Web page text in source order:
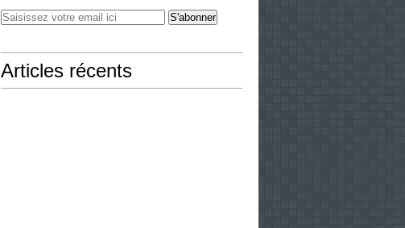
Articles récents